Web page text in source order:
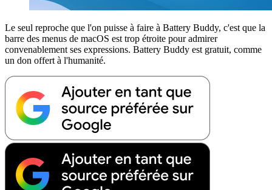
Le seul reproche que l'on puisse à faire à Battery Buddy, c'est que la
barre des menus de macOS est trop étroite pour admirer
convenablement ses expressions. Battery Buddy est gratuit, comme
un don offert à l'humanité.